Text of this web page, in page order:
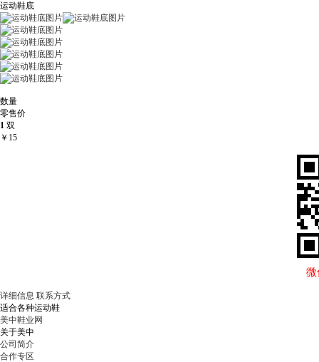
运动鞋底
数量
零售价
1 双
￥ 15
微
详细信息 联系方式
适合各种运动鞋
美中鞋业网
关于美中
公司简介
合作专区